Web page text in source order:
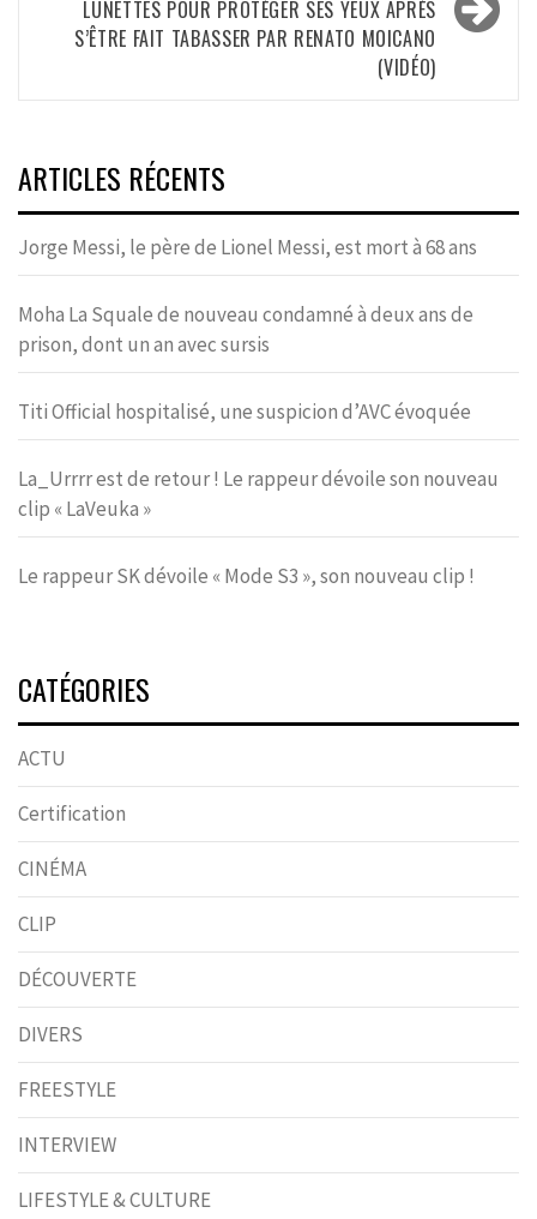
LUNETTES POUR PROTÉGER SES YEUX APRÈS
S’ÊTRE FAIT TABASSER PAR RENATO MOICANO
(VIDÉO)
ARTICLES RÉCENTS
Jorge Messi, le père de Lionel Messi, est mort à 68 ans
Moha La Squale de nouveau condamné à deux ans de
prison, dont un an avec sursis
Titi Official hospitalisé, une suspicion d’AVC évoquée
La_Urrrr est de retour ! Le rappeur dévoile son nouveau
clip « LaVeuka »
Le rappeur SK dévoile « Mode S3 », son nouveau clip !
CATÉGORIES
ACTU
Certification
CINÉMA
CLIP
DÉCOUVERTE
DIVERS
FREESTYLE
INTERVIEW
LIFESTYLE & CULTURE